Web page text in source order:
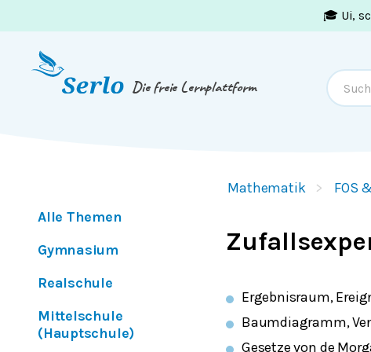
🎓 Ui,
Die freie Lernplattform
Alle Themen
Gymnasium
Realschule
Mittelschule
(Hauptschule)
Mathematik FOS
Ergebnisraum,
Baumdiagramm,
Gesetze von de